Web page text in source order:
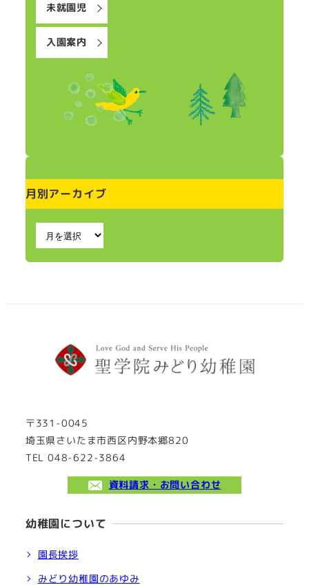
未就園児
入園案内
月別アーカイブ
〒331-0045
埼玉県さいたま市西区内野本郷820
TEL 048-622-3864
資料請求・お問い合わせ
幼稚園について
園長挨拶
みどり幼稚園のあゆみ